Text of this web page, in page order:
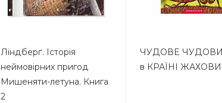
Ліндберґ. Історія
неймовірних пригод
Мишеняти-летуна. Книга
2
ЧУДОВЕ
в КРАЇНІ